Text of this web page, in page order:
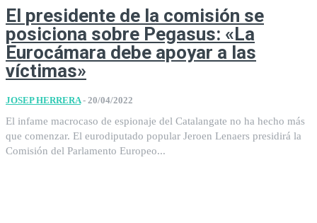
El presidente de la comisión se
posiciona sobre Pegasus: «La
Eurocámara debe apoyar a las
víctimas»
JOSEP HERRERA - 20/04/2022
El infame macrocaso de espionaje del Catalangate no ha hecho más
que comenzar. El eurodiputado popular Jeroen Lenaers presidirá la
Comisión del Parlamento Europeo...